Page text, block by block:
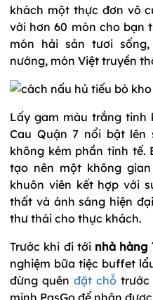
khách một thực đơn vô
với hơn 60 món cho bạn
món hải sản tươi
nướng, món Việt truyền
Lấy gam màu trắng tinh
Cau Quận 7 nổi bật lên
không kém phần tinh tế.
tạo nên một không
khuôn viên kết hợp với
thất và ánh sáng hiện
thư thái cho thực khách.
Trước khi đi tới nhà hàng
nghiệm bữa tiệc buffet
đừng quênđặt chỗ trước
minh PasGo để nhận